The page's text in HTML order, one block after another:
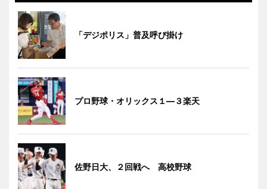
「デジポリス」普及呼び掛け
プロ野球・オリックス１―３楽天
佐野日大、２回戦へ 高校野球